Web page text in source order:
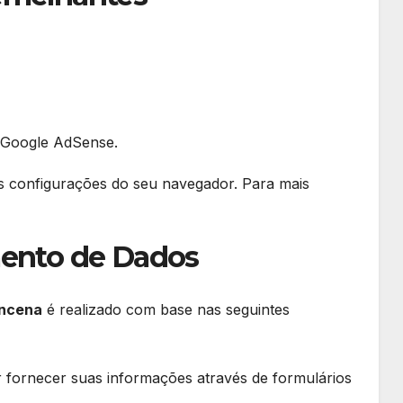
AdSense.
do seu navegador. Para mais
de Dados
é realizado com base nas seguintes
suas informações através de formulários